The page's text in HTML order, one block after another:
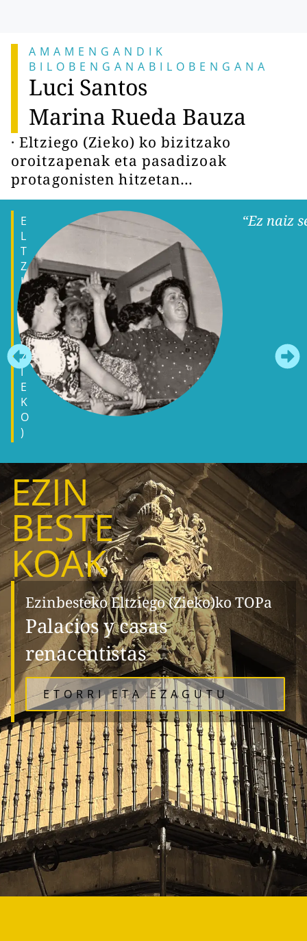
AMAMENGANDIK
B I L O B E N G A N A B I L O B E N GA NA
Luci Santos
Marina Rueda Bauza
· Eltziego (Zieko) ko bizitzako
oroitzapenak eta pasadizoak
protagonisten hitzetan…
E
L
T
Z
I
E
G
O
(
Z
I
E
K
O
)
“Ez naiz
EZIN
BESTE
KOAK
Ezinbesteko Eltziego (Zieko)ko TOPa
Palacios y casas
renacentistas
ETORRI ETA EZAGUTU